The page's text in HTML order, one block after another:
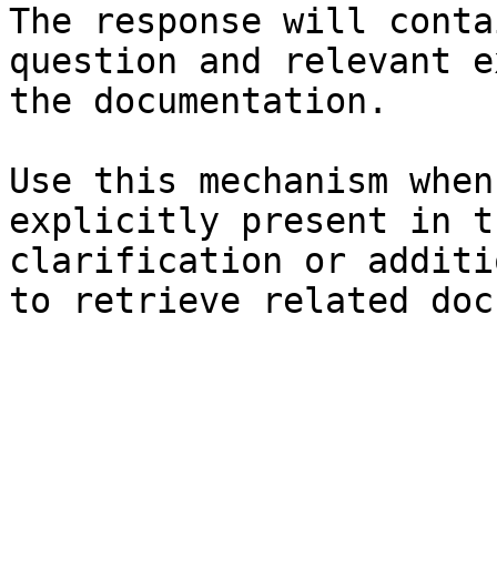
The response will
question and relevant
the documentation.
Use this mechanism
explicitly present in
clarification or